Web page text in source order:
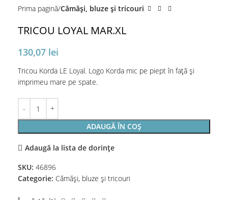
Prima pagină Cămăși, bluze și tricouri
TRICOU LOYAL MAR.XL
130,07 lei
Tricou Korda LE Loyal. Logo Korda mic pe piept în față și
imprimeu mare pe spate.
ADAUGĂ ÎN COȘ
Adaugă la lista de dorințe
SKU: 46896
Categorie: Cămăși, bluze și tricouri